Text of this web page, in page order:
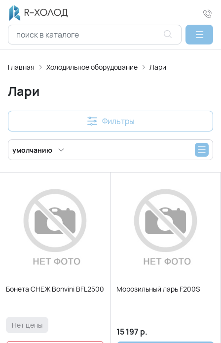
Главная Холодильное оборудование Лари
Лари
Фильтры
умолчанию
Бонета СНЕЖ Bonvini BFL2500
Нет цены
Морозильный ларь F200S
15 197 р.